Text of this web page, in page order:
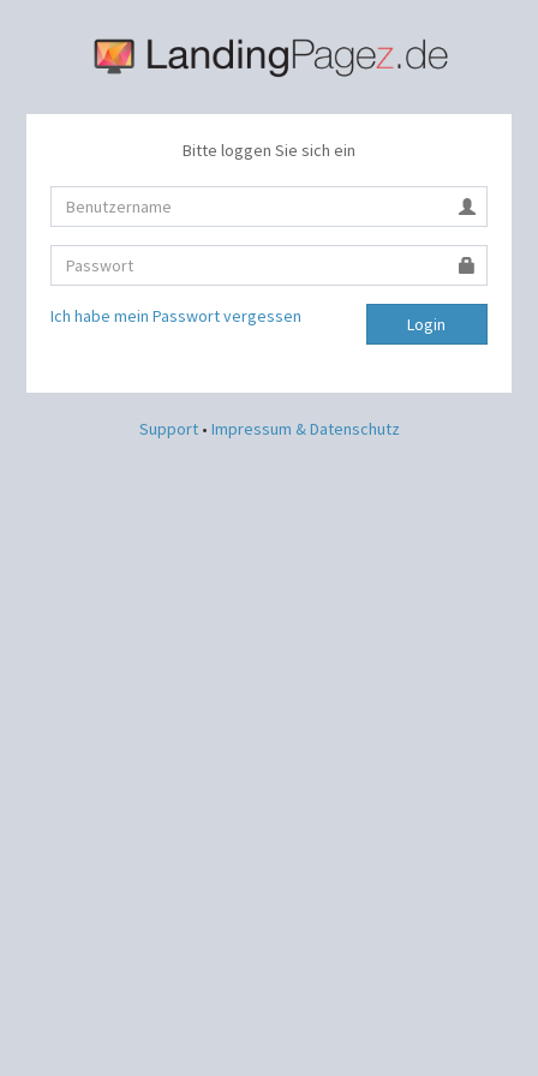
Bitte loggen Sie sich ein
Ich habe mein Passwort vergessen Login
Support• Impressum & Datenschutz